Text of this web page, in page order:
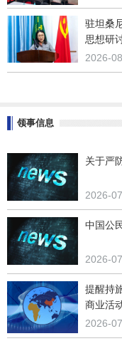
驻坦桑
思想研
2026-
领事信息
关于严
2026-
中国公
2026-
提醒持
商业活
2026-